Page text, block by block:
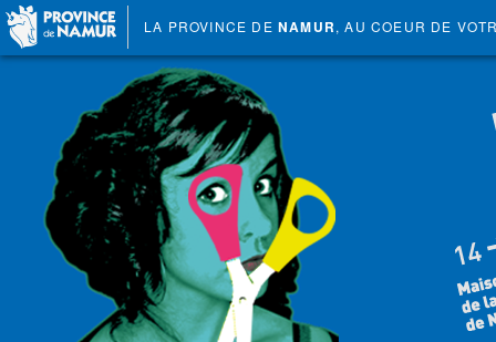
LA PROVINCE DE NAMUR, AU COEUR DE